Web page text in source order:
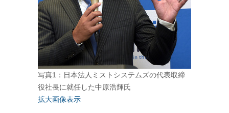
写真1：日本法人ミストシステムズの代表取締
役社長に就任した中原浩輝氏
拡大画像表示